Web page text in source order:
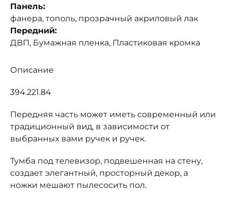
Панель:
фанера, тополь, прозрачный акриловый лак
Передний:
ДВП, Бумажная пленка, Пластиковая кромка
Описание
394.221.84
Передняя часть может иметь современный или
традиционный вид, в зависимости от
выбранных вами ручек и ручек.
Тумба под телевизор, подвешенная на стену,
создает элегантный, просторный декор, а
ножки мешают пылесосить пол.